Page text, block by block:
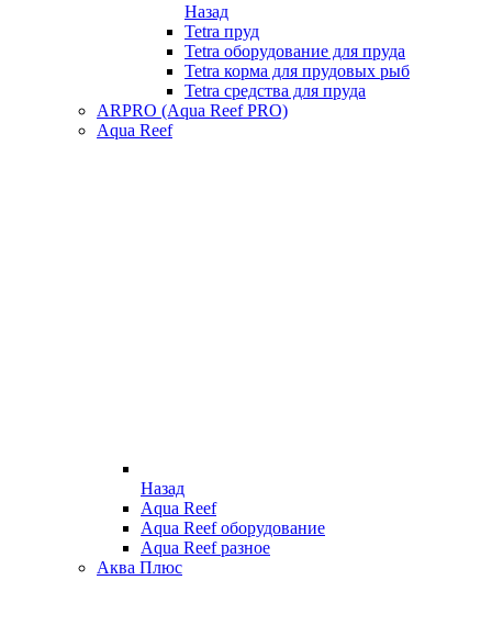
Назад
Tetra пруд
Tetra оборудование для пруда
Tetra корма для прудовых рыб
Tetra средства для пруда
ARPRO (Aqua Reef PRO)
Aqua Reef
Назад
Aqua Reef
Aqua Reef оборудование
Aqua Reef разное
Аква Плюс